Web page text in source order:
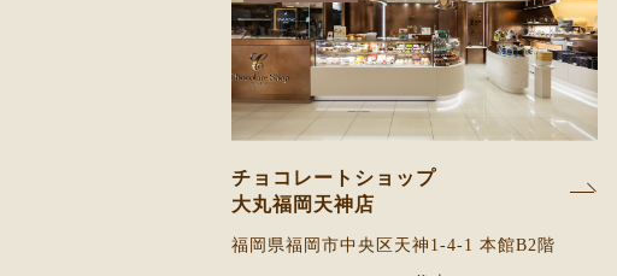
チョコレートショップ
大丸福岡天神店
福岡県福岡市中央区天神1-4-1 本館B2階